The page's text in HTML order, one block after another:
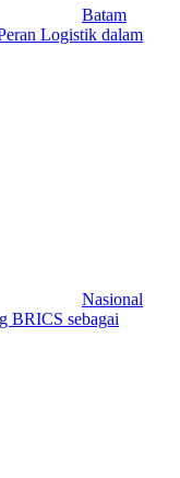
Batam
Logistik dalam
Nasional
BRICS sebagai